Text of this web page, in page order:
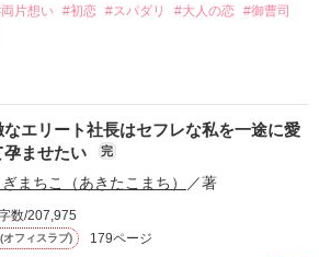
片想い #初恋 #スパダリ #大人の恋 #御曹司
恋心を抱いていた美桜。
きっかけに二人の関係は壊れてしまう。
ま、美桜は両親の離婚によって
哲平とも離れ離れになった。
なエリート社長はセフレな私を一途に愛
孕ませたい
完
まちこ（あきたこまち） ／著
数/207,975
オフィスラブ) 179ページ